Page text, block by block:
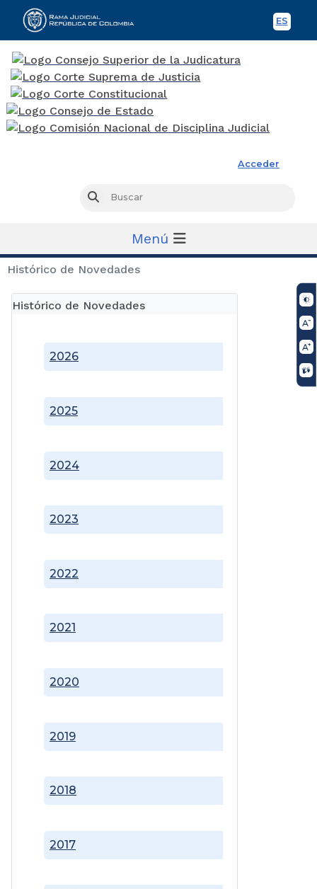
ES
Acceder
Buscar
Menú
Histórico de Novedades
Histórico de Novedades
2017
2018
2019
2020
2021
2022
2023
2024
2025
2026